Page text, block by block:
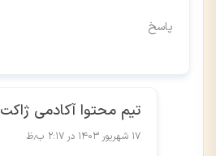
پاسخ
تیم محتوا آکادمی ژاکت
۱۷ شهریور ۱۴۰۳ در ۲:۱۷ ب٫ظ